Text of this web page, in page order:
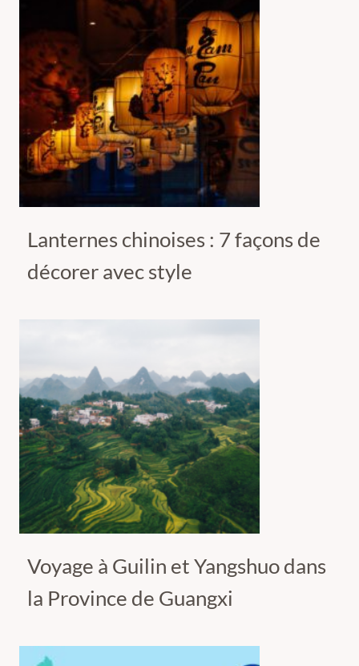
Lanternes chinoises : 7 façons de
décorer avec style
Voyage à Guilin et Yangshuo dans
la Province de Guangxi